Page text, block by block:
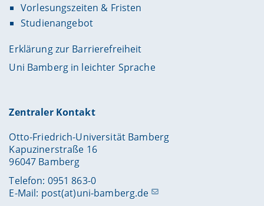
Vorlesungszeiten & Fristen
Studienangebot
Erklärung zur Barrierefreiheit
Uni Bamberg in leichter Sprache
Zentraler Kontakt
Otto-Friedrich-Universität Bamberg
Kapuzinerstraße 16
96047 Bamberg
Telefon: 0951 863-0
E-Mail: post(at)uni-bamberg.de